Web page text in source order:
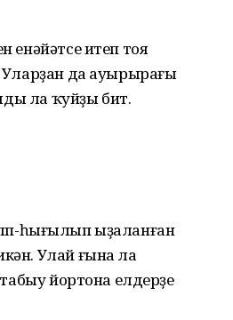
итеп тоя
да ауырырағы
ла ҡуйҙы бит.
һығылып ыҙаланған
Улай ғына ла
йортона елдерҙе